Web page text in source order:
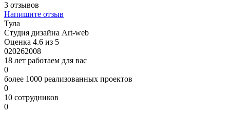
3 отзывов
Напишите отзыв
Тула
Студия дизайна Art-web
Оценка 4.6 из 5
020262008
18 лет работаем для вас
0
более 1000 реализованных проектов
0
10 сотрудников
0